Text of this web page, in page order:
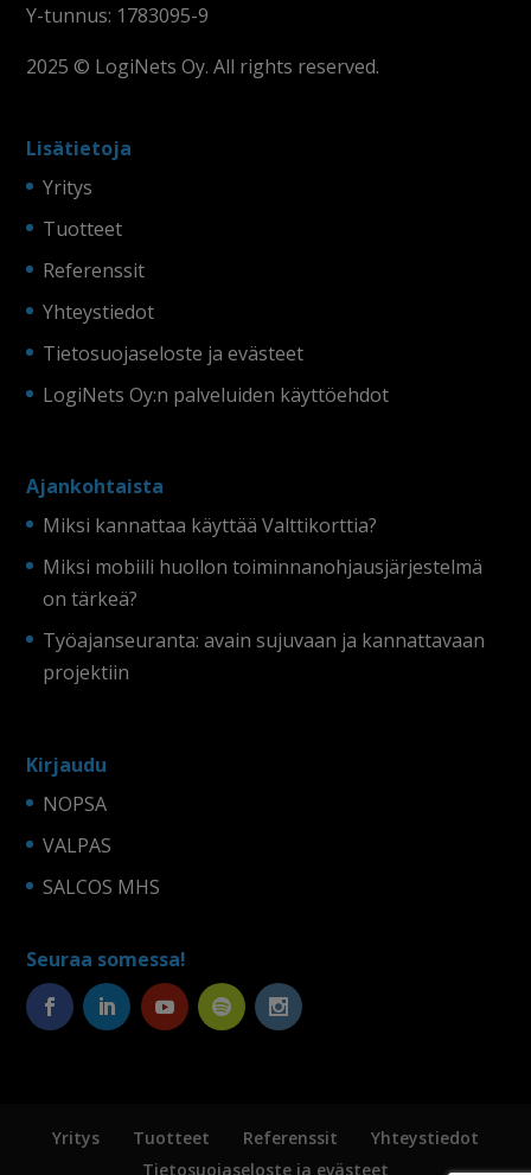
Y-tunnus: 1783095-9
2025 © LogiNets Oy. All rights reserved.
Lisätietoja
Yritys
Tuotteet
Referenssit
Yhteystiedot
Tietosuojaseloste ja evästeet
LogiNets Oy:n palveluiden käyttöehdot
Ajankohtaista
Miksi kannattaa käyttää Valttikorttia?
Miksi mobiili huollon toiminnanohjausjärjestelmä
on tärkeä?
Työajanseuranta: avain sujuvaan ja kannattavaan
projektiin
Kirjaudu
NOPSA
VALPAS
SALCOS MHS
Seuraa somessa!
Yritys Tuotteet Referenssit
Yhteystiedot
Tietosuojaseloste ja evästeet